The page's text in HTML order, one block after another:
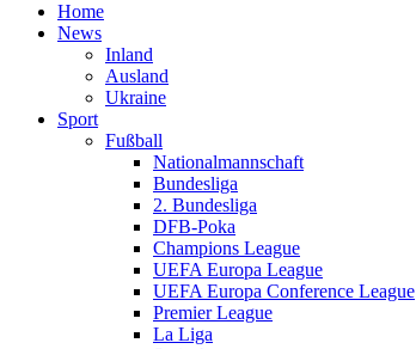
Home
News
Inland
Ausland
Ukraine
Sport
Fußball
Nationalmannschaft
Bundesliga
2. Bundesliga
DFB-Poka
Champions League
UEFA Europa League
UEFA Europa Conference League
Premier League
La Liga